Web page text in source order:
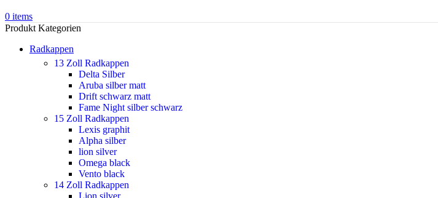
0 items
Produkt Kategorien
Radkappen
13 Zoll Radkappen
Delta Silber
Aruba silber matt
Drift schwarz matt
Fame Night silber schwarz
15 Zoll Radkappen
Lexis graphit
Alpha silber
lion silver
Omega black
Vento black
14 Zoll Radkappen
Lion silver